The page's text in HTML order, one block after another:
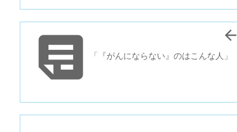
 「『がんにならない』のはこんな人」
